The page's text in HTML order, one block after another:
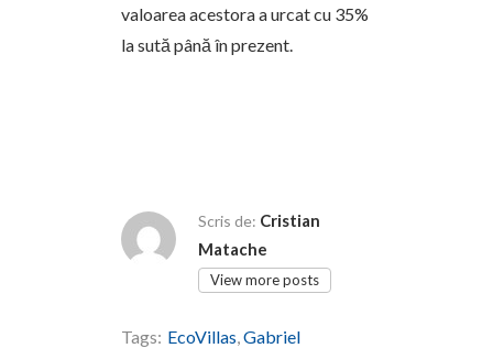
valoarea acestora a urcat cu 35%
la sută până în prezent.
Scris de: Cristian
Matache
View more posts
Tags: EcoVillas,Gabriel